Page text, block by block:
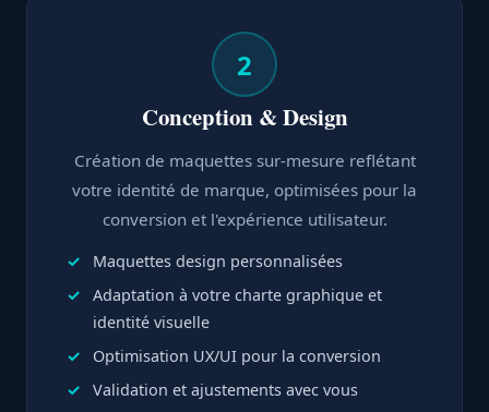
2
Conception & Design
Création de maquettes sur-mesure reflétant
votre identité de marque, optimisées pour la
conversion et l'expérience utilisateur.
Maquettes design personnalisées
Adaptation à votre charte graphique et
identité visuelle
Optimisation UX/UI pour la conversion
Validation et ajustements avec vous